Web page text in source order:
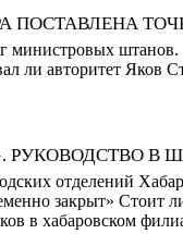
ПОСТАВЛЕНА
министровых штанов.
ли авторитет Яков
РУКОВОДСТВО В
отделений
закрыт» Стоит
в хабаровском